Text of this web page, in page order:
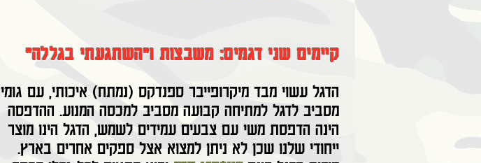
קיימים שני דגמים: משבצות ו"השתגעתי בגללה"
הדגל עשוי מבד מיקרופייבר ספנדקס (נמתח) איכותי, עם גומי
מסביב לדגל למתיחה קבועה מסביב למכסה המנוע. ההדפסה
הינה הדפסת משי עם צבעים עמידים לשמש, הדגל הינו מוצר
ייחודי שלנו שכן לא ניתן למצוא אצל ספקים אחרים בארץ.